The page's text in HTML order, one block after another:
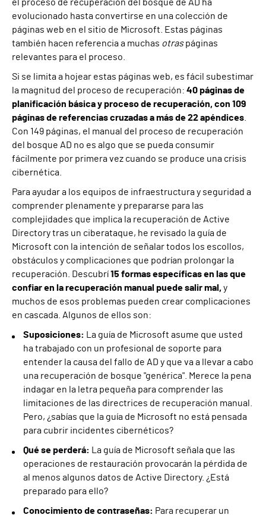
el proceso de recuperación del bosque de AD ha
evolucionado hasta convertirse en una colección de
páginas web en el sitio de Microsoft. Estas páginas
también hacen referencia a muchas otraspáginas
relevantes para el proceso.
Si se limita a hojear estas páginas web, es fácil subestimar
la magnitud del proceso de recuperación: 40 páginas de
planificación básica y proceso de recuperación, con 109
páginas de referencias cruzadas a más de 22 apéndices
Con 149 páginas, el manual del proceso de recuperación
del bosque AD no es algo que se pueda consumir
fácilmente por primera vez cuando se produce una crisis
cibernética.
Para ayudar a los equipos de infraestructura y seguridad a
comprender plenamente y prepararse para las
complejidades que implica la recuperación de Active
Directory tras un ciberataque, he revisado la guía de
Microsoft con la intención de señalar todos los escollos,
obstáculos y complicaciones que podrían prolongar la
recuperación. Descubrí15 formas específicas en las que
confiar en la recuperación manual puede salir mal, y
muchos de esos problemas pueden crear complicaciones
en cascada. Algunos de ellos son:
Suposiciones:
La guía de Microsoft asume que usted
ha trabajado con un profesional de soporte para
entender la causa del fallo de AD y que va a llevar a cabo
una recuperación de bosque "genérica". Merece la pena
indagar en la letra pequeña para comprender las
limitaciones de las directrices de recuperación manual.
Pero, ¿sabías que la guía de Microsoft no está pensada
para cubrir incidentes cibernéticos?
Qué se perderá:
La guía de Microsoft señala que las
operaciones de restauración provocarán la pérdida de
al menos algunos datos de Active Directory. ¿Está
preparado para ello?
Conocimiento de contraseñas: Para recuperar un